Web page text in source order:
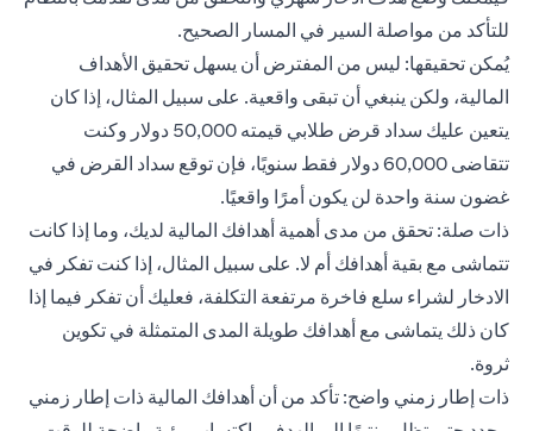
للتأكد من مواصلة السير في المسار الصحيح.
يُمكن تحقيقها: ليس من المفترض أن يسهل تحقيق الأهداف
المالية، ولكن ينبغي أن تبقى واقعية. على سبيل المثال، إذا كان
يتعين عليك سداد قرض طلابي قيمته 50,000 دولار وكنت
تتقاضى 60,000 دولار فقط سنويًا، فإن توقع سداد القرض في
غضون سنة واحدة لن يكون أمرًا واقعيًا.
ذات صلة: تحقق من مدى أهمية أهدافك المالية لديك، وما إذا كانت
تتماشى مع بقية أهدافك أم لا. على سبيل المثال، إذا كنت تفكر في
الادخار لشراء سلع فاخرة مرتفعة التكلفة، فعليك أن تفكر فيما إذا
كان ذلك يتماشى مع أهدافك طويلة المدى المتمثلة في تكوين
ثروة.
ذات إطار زمني واضح: تأكد من أن أهدافك المالية ذات إطار زمني